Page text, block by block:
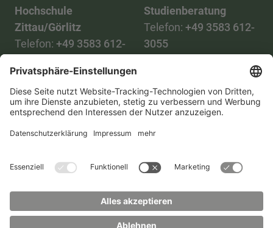
Hochschule
Zittau/Görlitz
Telefon: +49 3583 612-
Mail:info(at)hszg.de
Studienberatung
Telefon: +49 3583 612-
3055
Mail:
stud.info(at)hszg.de
TransparenzgesetzKontakt Lageplan